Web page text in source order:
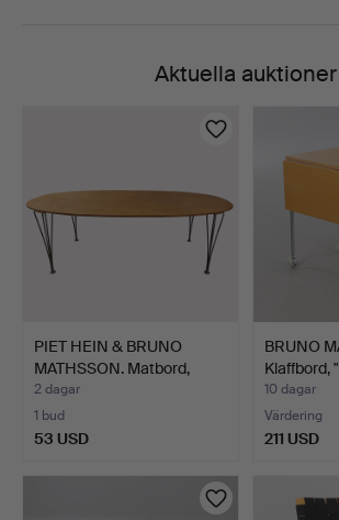
Aktuella auktioner
PIET HEIN & BRUNO
MATHSSON. Matbord,
"Supe…
2 dagar
1 bud
53 USD
BRUNO
Klaffbord,
10 dagar
Värdering
211 USD